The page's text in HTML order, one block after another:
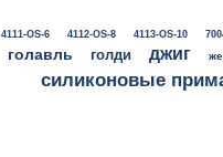
4111-OS-6 4112-OS-8 4113-OS-10
голавль голди джиг
силиконовые